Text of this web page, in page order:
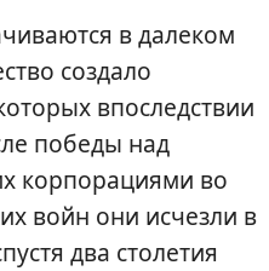
в далеком
создало
впоследствии
победы над
корпорациями во
войн они исчезли в
два столетия